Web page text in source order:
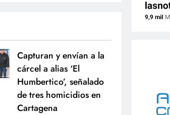
Capturan y envían a la
cárcel a alias ‘El
Humbertico’, señalado
de tres homicidios en
Cartagena